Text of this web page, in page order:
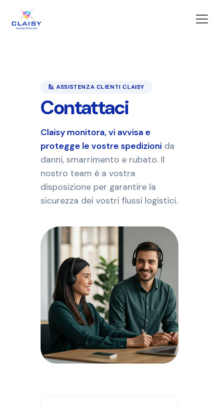
🙋 ASSISTENZA CLIENTI CLAISY
Contattaci
Claisy monitora, vi avvisa e
protegge le vostre spedizioni da
danni, smarrimento e rubato. Il
nostro team è a vostra
disposizione per garantire la
sicurezza dei vostri flussi logistici.